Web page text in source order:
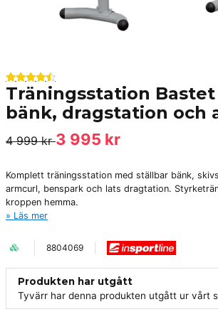
Träningsstation
bänk, dragstation och
4 999 kr3 995 kr
Komplett träningsstation med ställbar bänk,
armcurl, benspark och lats dragtation.
kroppen hemma.
Läs mer
8804069
Produkten har utgått
Tyvärr har denna produkten utgått ur vårt